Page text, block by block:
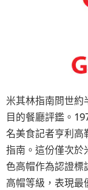
米其林指南問世約
目的餐廳評鑑。
名美食記者亨利高
指南。這份僅次於
色高帽作為認證標
高帽等級，表現